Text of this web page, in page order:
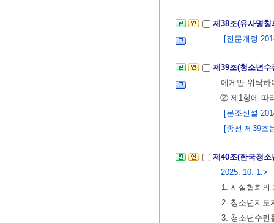
제38조(유사명
[전문개정
제39조(청소년
에게만 위탁하
② 제1항에 따
[본조신설
[종전 제39조
제40조(한국청
2025. 10. 1.>
1. 시설협회의
2. 청소년지도
3. 청소년수련